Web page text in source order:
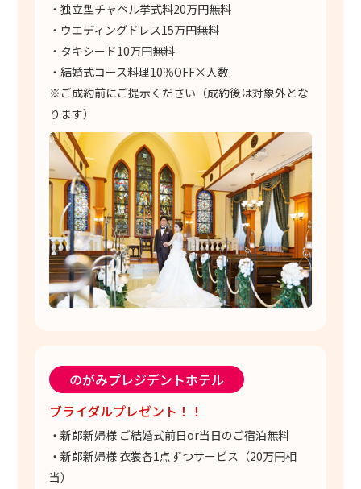
・独立型チャペル挙式料20万円無料
・ウエディングドレス15万円無料
・タキシード10万円無料
・結婚式コース料理10％OFF×人数
※ご成約前にご提示ください（成約後は対象外とな
ります）
のがみプレジデントホテル
ブライダルプレゼント！！
・新郎新婦様 ご結婚式前日or当日のご宿泊無料
・新郎新婦様 衣裳各1点ずつサービス（20万円相
当）